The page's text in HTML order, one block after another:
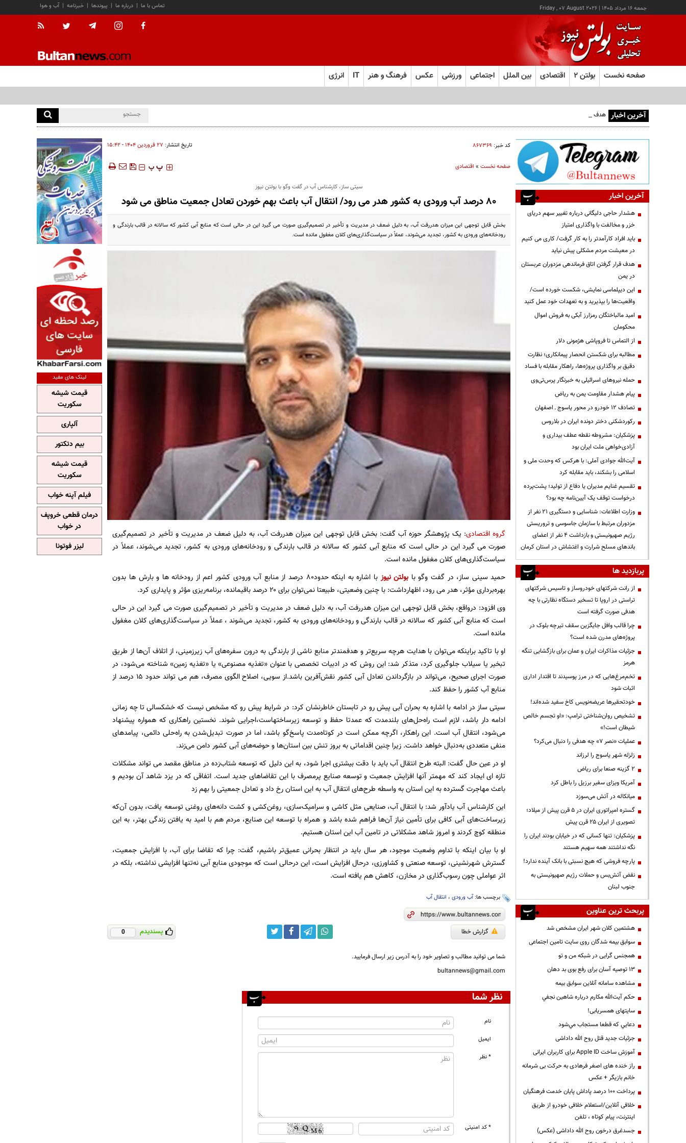
جمعه ۱۶ مرداد ۱۴۰۵ |
Friday , 07 August 2026 آب و هوا | خبرنامه | پیوندها | درباره ما | تماس با ما
صفحه نخست بولتن ۲ اقتصادی بین الملل اجتماعی ورزشی عکس فرهنگ و هنر IT انرژی
آخرین اخبار هدف قرار گرفتن اتاق‌ فرماندهی مزدوران عربستان در یمن
کد خبر: ۸۶۷۳۶۹ تاریخ انتشار: ۲۷ فروردين ۱۴۰۴ - ۱۵:۴۲
صفحه نخست» اقتصادی ‍‍‍ پ پ
سیتی ساز، کارشناس آب در گفت وگو با بولتن نیوز
80 درصد آب ورودی به کشور هدر می رود/ انتقال آب باعث بهم خوردن تعادل جمعیت مناطق می شود
بخش قابل توجهی این میزان هدررفت آب، به دلیل ضعف در مدیریت و تأخیر در تصمیم‌گیری صورت می گیرد این در حالی است که منابع آبی کشور که سالانه در قالب بارندگی و
رودخانه‌های ورودی به کشور، تجدید می‌شوند، عملاً در سیاست‌گذاری‌های کلان مغفول مانده‌ است.
گروه اقتصادی: یک پژوهشگر حوزه آب گفت: بخش قابل توجهی این میزان هدررفت آب، به دلیل ضعف در مدیریت و تأخیر در تصمیم‌گیری
صورت می گیرد این در حالی است که منابع آبی کشور که سالانه در قالب بارندگی و رودخانه‌های ورودی به کشور، تجدید می‌شوند، عملاً در
سیاست‌گذاری‌های کلان مغفول مانده‌ است.
حمید سینی ساز، در گفت وگو با بولتن نیوز
با اشاره به اینکه حدود۸۰ درصد از منابع آب ورودی کشور اعم از رودخانه ها و بارش ها بدون
بهره‌برداری مؤثر، هدر می رود، اظهارداشت: با چنین وضعیتی، طبیعتا نمی‌توان برای ۲۰ درصد باقیمانده، برنامه‌ریزی مؤثر و پایداری کرد.
وی افزود: درواقع، بخش قابل توجهی این میزان هدررفت آب، به دلیل ضعف در مدیریت و تأخیر در تصمیم‌گیری صورت می گیرد این در حالی
است که منابع آبی کشور که سالانه در قالب بارندگی و رودخانه‌های ورودی به کشور، تجدید می‌شوند ، عملاً در سیاست‌گذاری‌های کلان مغفول
مانده‌ است.
او با تاکید براینکه می‌توان با هدایت هرچه سریع‌تر و هدفمندتر منابع ناشی از بارندگی به درون سفره‌های آب زیرزمینی، از اتلاف آن‌ها از طریق
تبخیر یا سیلاب جلوگیری کرد، متذکر شد: این روش که در ادبیات تخصصی با عنوان «تغذیه مصنوعی» یا «تغذیه زمین» شناخته می‌شود، در
صورت اجرای صحیح، می‌تواند در بازگرداندن تعادل آبی کشور نقش‌آفرین باشد.از سویی، اصلاح الگوی مصرف، هم می تواند حدود ۱۵ درصد از
منابع آب کشور را حفظ کند.
سیتی ساز در ادامه با اشاره به بحران آبی پیش رو در تابستان خاطرنشان کرد: در شرایط پیش رو که مشخص نیست که خشکسالی تا چه زمانی
ادامه دار باشد، لازم است راه‌حل‌های بلندمدت که عمدتا حفظ و توسعه زیرساختهاست،اجرایی شوند. نخستین راهکاری که همواره پیشنهاد
می‌شود، انتقال آب است. این راهکار، اگرچه ممکن است در کوتاه‌مدت پاسخ‌گو باشد، اما در صورت تبدیل‌شدن به راه‌حلی دائمی، پیامدهای
منفی متعددی به‌دنبال خواهد داشت. زیرا چنین اقداماتی به بروز تنش بین استان‌ها و حوضه‌های آبی کشور دامن می‌زند.
او در عین حال گفت: البته طرح انتقال آب باید با دقت بیشتری اجرا شود، به این دلیل که توسعه شتاب‌زده در مناطق مقصد می تواند مشکلات
تازه ای ایجاد کند که مهمتر آنها افزایش جمعیت و توسعه صنایع پرمصرف با این تقاضاهای جدید است. اتفاقی که در یزد شاهد آن بودیم و
باعث مهاجرت گسترده به این استان به ‌واسطه طرح‌های انتقال آب به این استان رخ داد و تعادل جمعیتی را بهم زد
این کارشناس آب یادآور شد: با انتقال آب، صنایعی مثل کاشی و سرامیک‌سازی، روغن‌کشی و کشت دانه‌های روغنی توسعه یافت، بدون آن‌که
زیرساخت‌های آبی کافی برای تأمین نیاز آن‌ها فراهم شده باشد و همراه با توسعه این صنایع، مردم هم با امید به یافتن زندگی بهتر، به این
منطقه کوچ کردند و امروز شاهد مشکلاتی در تامین آب این استان هستیم.
او با بیان اینکه با تداوم وضعیت موجود، هر سال باید در انتظار بحرانی عمیق‌تر باشیم، گفت: چرا که تقاضا برای آب، با افزایش جمعیت،
گسترش شهرنشینی، توسعه صنعتی و کشاورزی، درحال افزایش است، این درحالی است که موجودی منابع آبی نه‌تنها افزایشی نداشته، بلکه در
اثر عواملی چون رسوب‌گذاری در مخازن، کاهش هم یافته است.
برچسب ها:آب ورودی، انتقال آب
گزارش خطا پسندیدم 0
شما می توانید مطالب و تصاویر خود را به آدرس زیر ارسال فرمایید.
bultannews@gmail.com
نظر شما
نام
ایمیل
* نظر
* کد امنیتی
آخرین اخبار
هشدار حاجی دلیگانی درباره تغییر سهم دریای
خزر و مخالفت با واگذاری امتیاز
باید افراد کارآمدتر را به کار گرفت/ کاری می کنیم
در معیشت مردم مشکلی پیش نیاید
هدف قرار گرفتن اتاق‌ فرماندهی مزدوران عربستان
در یمن
این دیپلماسی نمایشی، شکست خورده است/
واقعیت‌ها را بپذیرید و به تعهدات خود عمل کنید
امید مالباختگان رمزارز آبکی به فروش اموال
محکومان
از التماس تا فروپاشی هژمونی دلار
مطالبه برای شکستن انحصار پیمانکاری؛ نظارت
دقیق بر واگذاری پروژه‌ها، راهکار مقابله با فساد
حمله نیروهای اسرائیلی به خبرنگار پرس‌تی‌وی
پیام هشدار مقاومت یمن به ریاض
تصادف ۱۲ خودرو در محور یاسوج ـ اصفهان
رکوردشکنی دختر دونده ایران در بلاروس
پزشکیان: مشروطه نقطه عطف بیداری و
آزادی‌خواهی ملت ایران بود
آیت‌الله جوادی آملی: با هرکس که وحدت ملی و
اسلامی را بشکند، باید مقابله کرد
تقسیم غنایم مدیران یا دفاع از تولید؛ پشت‌پرده
درخواست توقف یک آیین‌نامه چه بود؟
وزارت اطلاعات: شناسایی و دستگیری ۲۱ نفر از
مزدوران مرتبط با سازمان جاسوسی و تروریستی
رژیم صهیونیستی و بازداشت ۴ نفر از اعضای
باندهای مسلح شرارت و اغتشاش در استان کرمان
پربازدید ها
از رانت‌ شرکتهای خودروساز و تاسیس شرکتهای
تراستی در اروپا تا تسخیر دستگاه نظارتی با چه
هدفی صورت گرفته است
چرا قالب وافل جایگزین سقف تیرچه بلوک در
پروژه‌های مدرن شده است؟
جزئیات مذاکرات ایران و عمان برای بازگشایی تنگه
هرمز
تخم‌مرغ‌هایی که در مرز پوسیدند تا اقتدار اداری
اثبات شود
خودتحقیرها عریضه‌نویس کاخ سفید شده‌اند!
تشخیص روان‌شناختی ترامپ: «او تجسم خالص
شیطان است!»
عملیات «نصر ۷» چه هدفی را دنبال می‌کرد؟
زلزله شهر یاسوج را لرزاند
۲ گزینه صنعا برای ریاض
آمریکا ویزای سفیر برزیل را باطل کرد
میانکاله در آتش می‌سوزد
گستره امپراتوری ایران در ۵ قرن پیش از میلاد؛
تصویری از ایران ۲۵ قرن پیش
پزشکیان: تنها کسانی که در خیابان بودند ایران را
نگه نداشتند همه سهیم هستند
پارچه فروشی که هیچ نسبتی با بانک آینده ندارد!
نقض آتش‌بس و حملات رژیم صهیونیستی به
جنوب لبنان
پربحث ترین عناوین
هشتمین کلان شهر ایران مشخص شد
سوابق بیمه شدگان روی سایت تامین اجتماعی
همجنس گرایی در شبکه من و تو
13 توصیه آسان برای رفع بوی بد دهان
مشاهده سامانه آنلاين سوابق بیمه
حكم آيت‌الله مكارم درباره شاهين نجفي
سایتهای همسریابی!
دعايي كه قطعا مستجاب مي‌شود
جزئیات جدید قتل روح الله داداشی
آموزش ساخت Apple ID برای کاربران ایرانی
راز خنده های اصغر فرهادی به حرکت بی شرمانه
خانم بازیگر + عکس
پرداخت ۱۰۰ درصد پاداش پایان خدمت فرهنگیان
خلافی آنلاین/استعلام خلافی خودرو از طریق
اینترنت، پیام کوتاه ، تلفن
جسدغرق درخون روح الله داداشی (عکس)
لینک های مفید
قیمت شیشه
سکوریت
آلپاری
بیم دتکتور
قیمت شیشه
سکوریت
فیلم آپنه خواب
درمان قطعی خروپف
در خواب
لیزر فوتونا